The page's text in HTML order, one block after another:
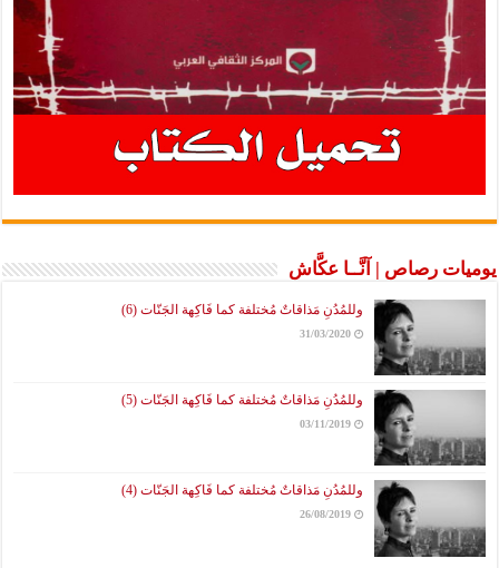
يوميات رصاص | آنَّــا عكَّاش
وللمُدُنِ مَذاقاتٌ مُختلفة كما فَاكِهة الجَنّات (6)
31/03/2020
وللمُدُنِ مَذاقاتٌ مُختلفة كما فَاكِهة الجَنّات (5)
03/11/2019
وللمُدُنِ مَذاقاتٌ مُختلفة كما فَاكِهة الجَنّات (4)
26/08/2019